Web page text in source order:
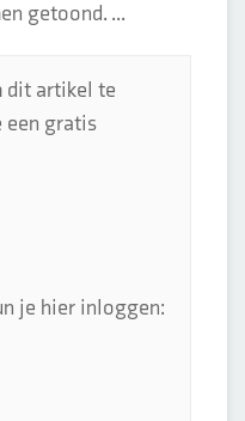
getoond. ...
dit artikel te
een gratis
je hier inloggen: